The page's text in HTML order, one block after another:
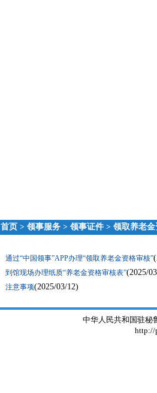
首页 > 领事服务 > 领事证件 > 领取养老
通过“中国领事”APP办理“领取养老金资格审核”
到馆现场办理纸质“养老金资格审核表”(2025/
注意事项(2025/03/12)
中华人民共和国驻秘
http://